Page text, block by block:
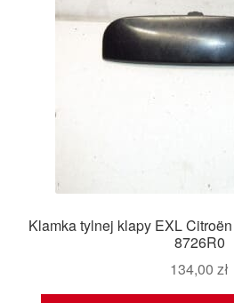
Klamka tylnej klapy EXL
8726R0
134,00 zł